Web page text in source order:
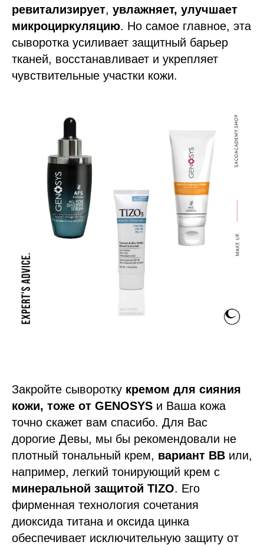
ревитализирует, увлажняет, улучшает
микроциркуляцию. Но самое главное, эта
сыворотка усиливает защитный барьер
тканей, восстанавливает и укрепляет
чувствительные участки кожи.
Закройте сыворотку кремом для сияния
кожи, тоже от GENOSYS и Ваша кожа
точно скажет вам спасибо. Для Вас
дорогие Девы, мы бы рекомендовали не
плотный тональный крем, вариант BB или,
например, легкий тонирующий крем с
минеральной защитой TIZO. Его
фирменная технология сочетания
диоксида титана и оксида цинка
обеспечивает исключительную защиту от